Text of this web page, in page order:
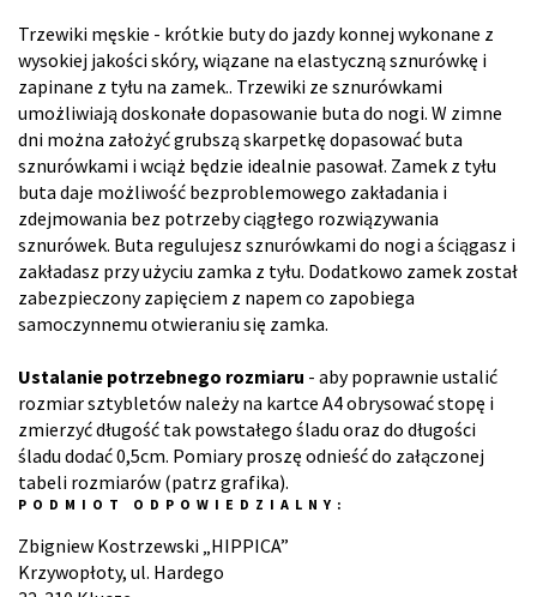
Trzewiki męskie - krótkie buty do jazdy konnej wykonane z
wysokiej jakości skóry, wiązane na elastyczną sznurówkę i
zapinane z tyłu na zamek.. Trzewiki ze sznurówkami
umożliwiają doskonałe dopasowanie buta do nogi. W zimne
dni można założyć grubszą skarpetkę dopasować buta
sznurówkami i wciąż będzie idealnie pasował. Zamek z tyłu
buta daje możliwość bezproblemowego zakładania i
zdejmowania bez potrzeby ciągłego rozwiązywania
sznurówek. Buta regulujesz sznurówkami do nogi a ściągasz i
zakładasz przy użyciu zamka z tyłu. Dodatkowo zamek został
zabezpieczony zapięciem z napem co zapobiega
samoczynnemu otwieraniu się zamka.
Ustalanie potrzebnego rozmiaru - aby poprawnie ustalić
rozmiar sztybletów należy na kartce A4 obrysować stopę i
zmierzyć długość tak powstałego śladu oraz do długości
śladu dodać 0,5cm. Pomiary proszę odnieść do załączonej
tabeli rozmiarów (patrz grafika).
PODMIOT ODPOWIEDZIALNY:
Zbigniew Kostrzewski „HIPPICA”
Krzywopłoty, ul. Hardego